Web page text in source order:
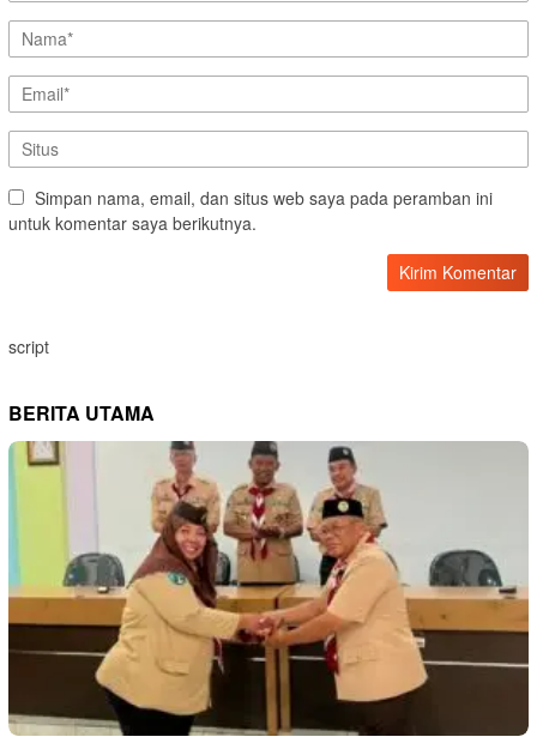
Simpan nama, email, dan situs web saya pada peramban ini
untuk komentar saya berikutnya.
script
BERITA UTAMA